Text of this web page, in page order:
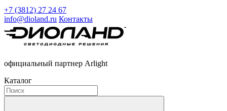
+7 (3812) 27 24 67
info@dioland.ru Контакты
официальный партнер Arlight
Каталог